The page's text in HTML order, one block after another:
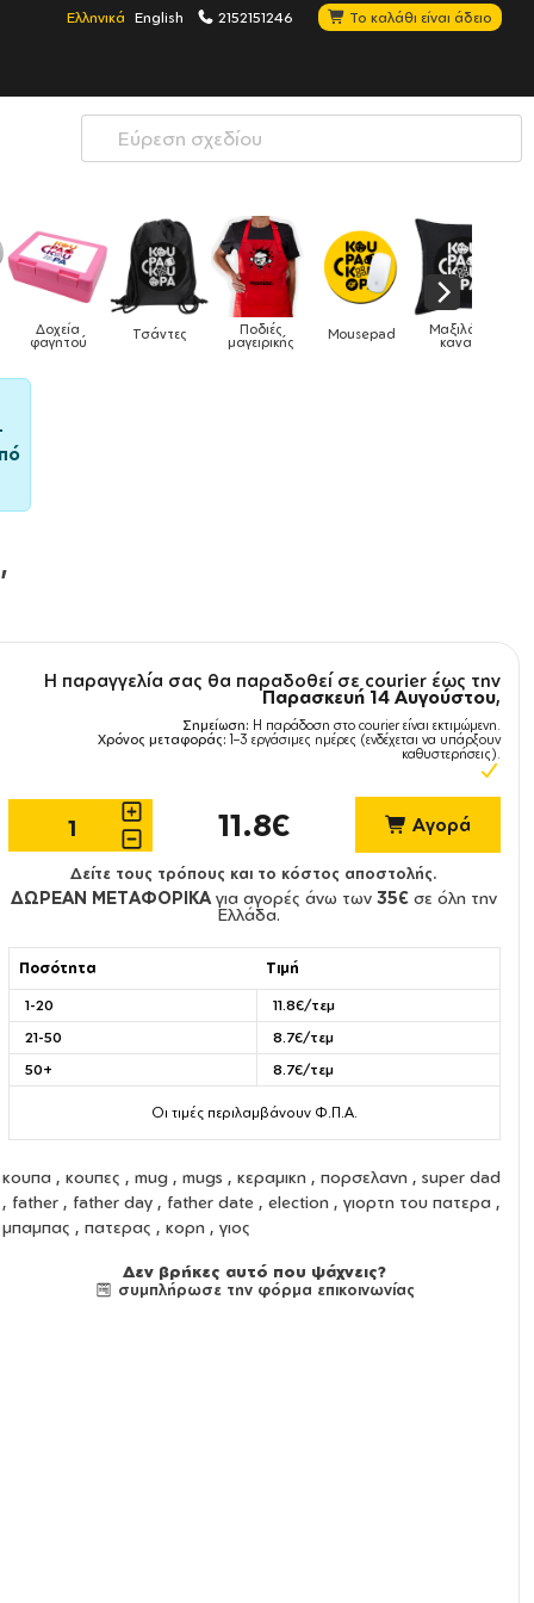
Ελληνικά English 2152151246 Το καλάθι είναι άδειο
Ποδιές
μαγειρικής Mousepad Μαξιλάρια
καναπέ Phone Holders Ρολόγια
Η παραγγελία σας θα παραδοθεί σε courier έως την
Παρασκευή 14 Αυγούστου,
Σημείωση: Η παράδοση στο courier είναι εκτιμώμενη.
Χρόνος μεταφοράς: 1–3 εργάσιμες ημέρες (ενδέχεται να υπάρξουν
καθυστερήσεις).
11.8€ Αγορά
Δείτε τους τρόπους και το κόστος αποστολής.
ΔΩΡΕΑΝ ΜΕΤΑΦΟΡΙΚΑ για αγορές άνω των35€ σε όλη την
Ελλάδα.
Ποσότητα Τιμή
1-20
11.8€/τεμ
21-50
8.7€/τεμ
50+
8.7€/τεμ
Οι τιμές περιλαμβάνουν Φ.Π.Α.
κουπα , κουπες , mug , mugs , κεραμικη , πορσελανη , super dad
, father , father day , father date , election , γιορτη του πατερα ,
μπαμπας , πατερας , κορη , γιος
Δεν βρήκες αυτό που ψάχνεις?
συμπλήρωσε την φόρμα επικοινωνίας